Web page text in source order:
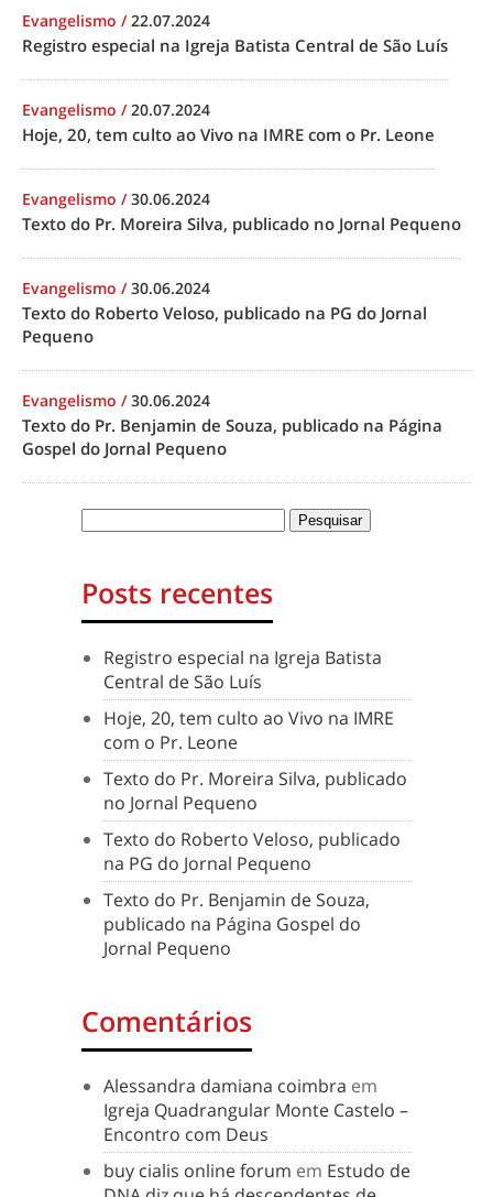
Evangelismo /22.07.2024
Registro especial na Igreja Batista Central de São Luís
Evangelismo /20.07.2024
Hoje, 20, tem culto ao Vivo na IMRE com o Pr. Leone
Evangelismo /30.06.2024
Texto do Pr. Moreira Silva, publicado no Jornal Pequeno
Evangelismo /30.06.2024
Texto do Roberto Veloso, publicado na PG do Jornal
Pequeno
Evangelismo /30.06.2024
Texto do Pr. Benjamin de Souza, publicado na Página
Gospel do Jornal Pequeno
Posts recentes
Registro especial na Igreja Batista
Central de São Luís
Hoje, 20, tem culto ao Vivo na IMRE
com o Pr. Leone
Texto do Pr. Moreira Silva, publicado
no Jornal Pequeno
Texto do Roberto Veloso, publicado
na PG do Jornal Pequeno
Texto do Pr. Benjamin de Souza,
publicado na Página Gospel do
Jornal Pequeno
Comentários
Alessandra damiana coimbra em
Igreja Quadrangular Monte Castelo –
Encontro com Deus
buy cialis online forum em Estudo de